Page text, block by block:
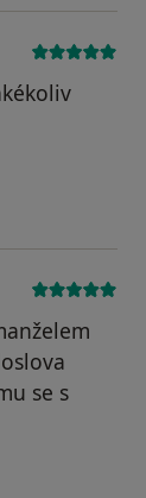
se s